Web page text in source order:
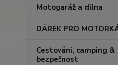
Motogaráž a dílna
DÁREK PRO
Cestování, camping &
bezpečnost